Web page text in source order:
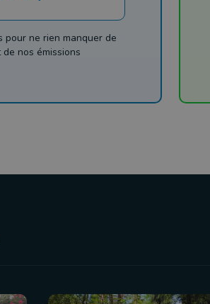
pour ne rien manquer de
nos émissions